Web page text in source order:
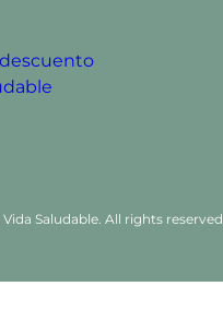
Saludable. All rights reserved.